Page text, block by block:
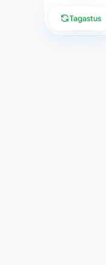
Tagastus